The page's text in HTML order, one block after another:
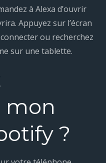
à Alexa d’ouvrir
Appuyez sur l’écran
ou recherchez
sur une tablette.
mon
?